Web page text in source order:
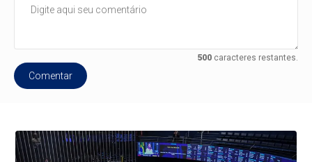
500caracteres restantes.
Comentar